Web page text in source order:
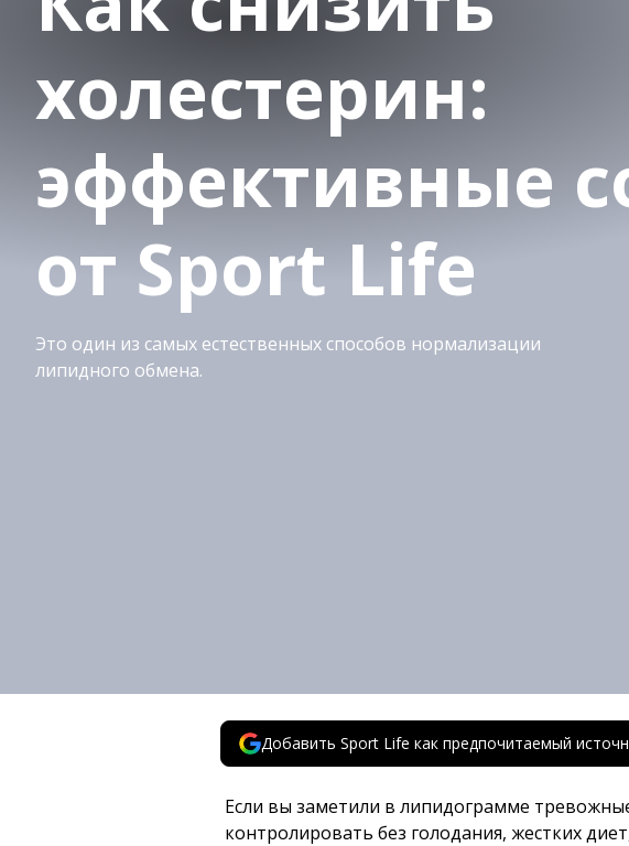
холестерин:
эффективные
от Sport Life
Это один из самых естественных способов нормализации
липидного обмена.
Добавить Sport Life как предпочитаемый
Если вы заметили в липидограмме
контролировать без голодания, жестких